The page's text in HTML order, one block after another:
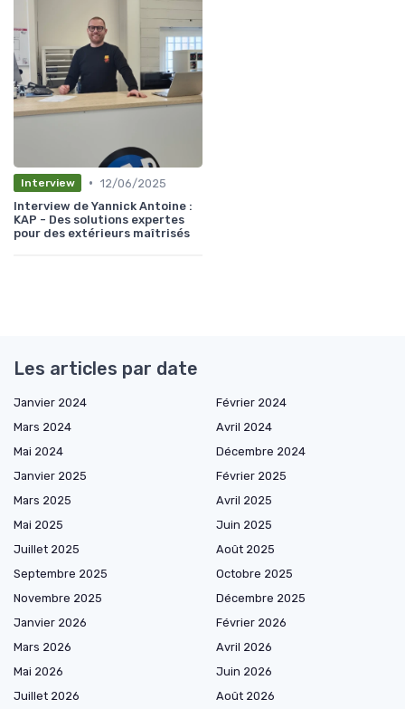
Interview • 12/06/2025
Interview de Yannick Antoine :
KAP - Des solutions expertes
pour des extérieurs maîtrisés
Les articles par date
Janvier 2024
Février 2024
Mars 2024
Avril 2024
Mai 2024
Décembre 2024
Janvier 2025
Février 2025
Mars 2025
Avril 2025
Mai 2025
Juin 2025
Juillet 2025
Août 2025
Septembre 2025
Octobre 2025
Novembre 2025
Décembre 2025
Janvier 2026
Février 2026
Mars 2026
Avril 2026
Mai 2026
Juin 2026
Juillet 2026
Août 2026